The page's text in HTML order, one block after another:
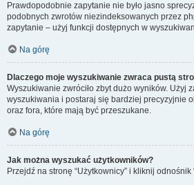
Prawdopodobnie zapytanie nie było jasno
podobnych zwrotów niezindeksowanych przez
zapytanie – użyj funkcji dostępnych w
Na górę
Dlaczego moje wyszukiwanie zwraca pustą
Wyszukiwanie zwróciło zbyt dużo wyników. Użyj
wyszukiwania i postaraj się bardziej precyzyjnie
oraz fora, które mają być przeszukane.
Na górę
Jak można wyszukać użytkowników?
Przejdź na stronę “Użytkownicy” i kliknij odnośnik